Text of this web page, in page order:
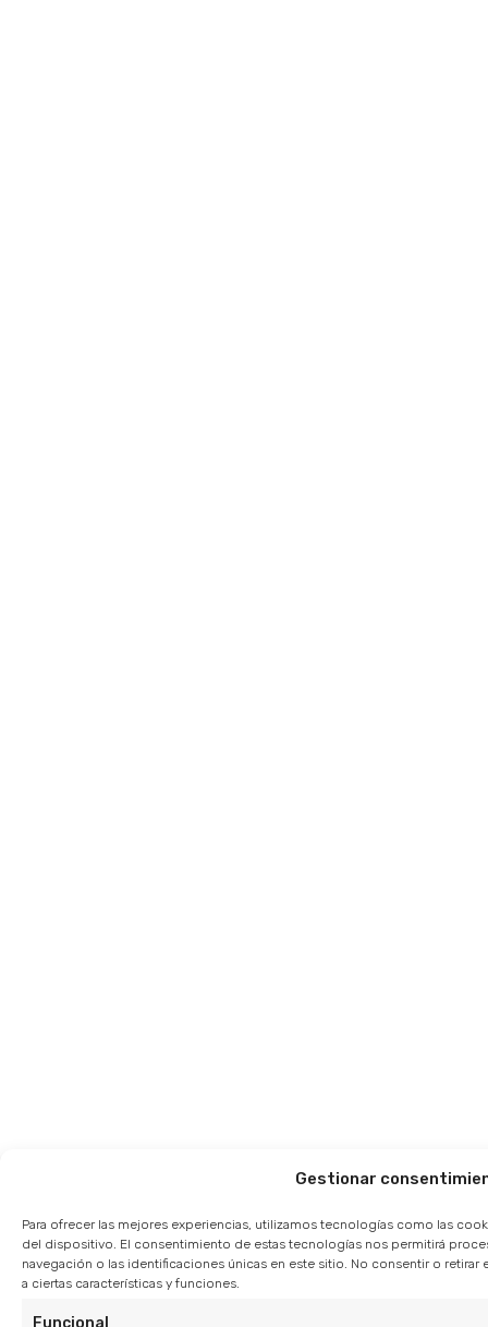
Gestionar
Para ofrecer las mejores experiencias, utilizamos tecnologías como las
del dispositivo. El consentimiento de estas tecnologías nos permitirá
navegación o las identificaciones únicas en este sitio. No consentir o
a ciertas características y funciones.
Funcional